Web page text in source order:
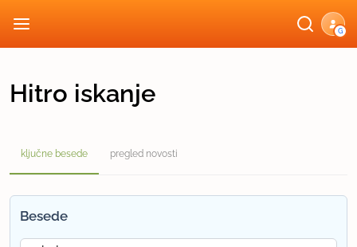
G
Hitro iskanje
ključne besede pregled novosti
Besede